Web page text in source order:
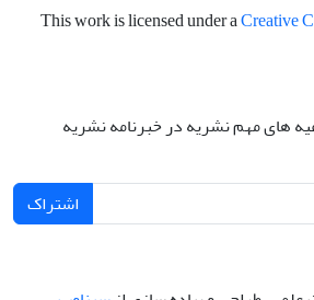
This work is licensed under aCreative
های مهم نشریه در خبرنامه نشریه
اشتراک